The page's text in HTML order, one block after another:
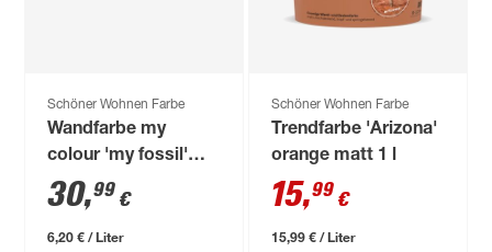
Schöner Wohnen Farbe
Wandfarbe my
colour 'my fossil'
beigegrau matt 5 l
30,99 €
6,20 € / Liter
Schöner Wohnen Farbe
Trendfarbe 'Arizona'
orange matt 1 l
15,99 €
15,99 € / Liter